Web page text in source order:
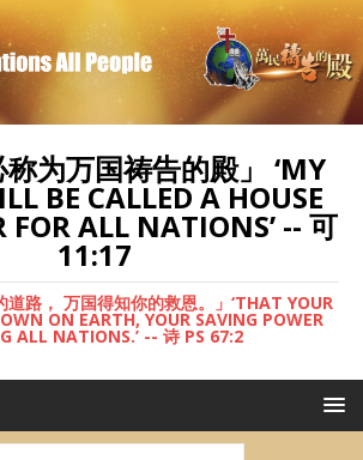
称为万国祷告的殿」 ‘MY
BE CALLED A HOUSE
FOR ALL NATIONS’ -- 可
11:17
道路， 万国得知你的救恩。」‘THAT YOUR
ON EARTH, YOUR SAVING POWER
ALL NATIONS.’ -- 诗 PS 67:2